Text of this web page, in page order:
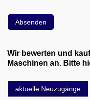
Wir bewerten und
Maschinen an. Bitte
aktuelle Neuzugänge